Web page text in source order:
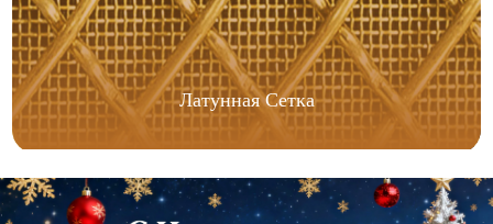
Латунная Сетка